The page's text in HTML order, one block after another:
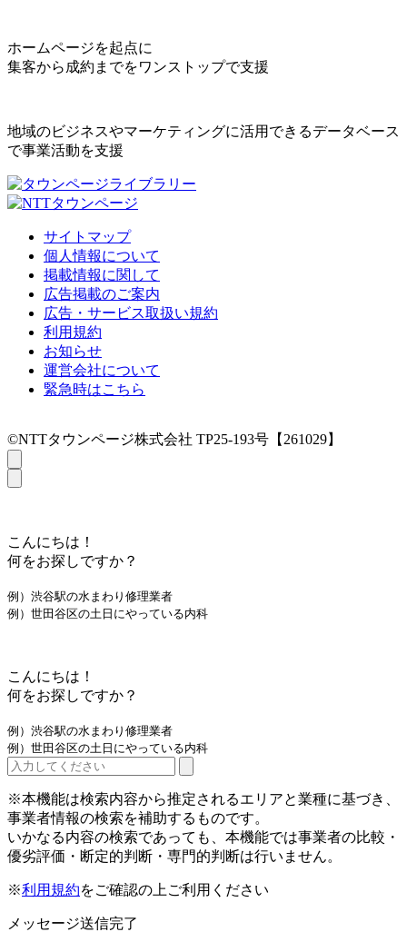
ホームページを起点に
集客から成約までをワンストップで支援
地域のビジネスやマーケティングに活用できるデータベース
で事業活動を支援
サイトマップ
個人情報について
掲載情報に関して
広告掲載のご案内
広告・サービス取扱い規約
利用規約
お知らせ
運営会社について
緊急時はこちら
©NTTタウンページ株式会社 TP25-193号【261029】
こんにちは！
何をお探しですか？
例）渋谷駅の水まわり修理業者
例）世田谷区の土日にやっている内科
こんにちは！
何をお探しですか？
例）渋谷駅の水まわり修理業者
例）世田谷区の土日にやっている内科
※本機能は検索内容から推定されるエリアと業種に基づき、
事業者情報の検索を補助するものです。
いかなる内容の検索であっても、本機能では事業者の比較・
優劣評価・断定的判断・専門的判断は行いません。
※利用規約をご確認の上ご利用ください
メッセージ送信完了